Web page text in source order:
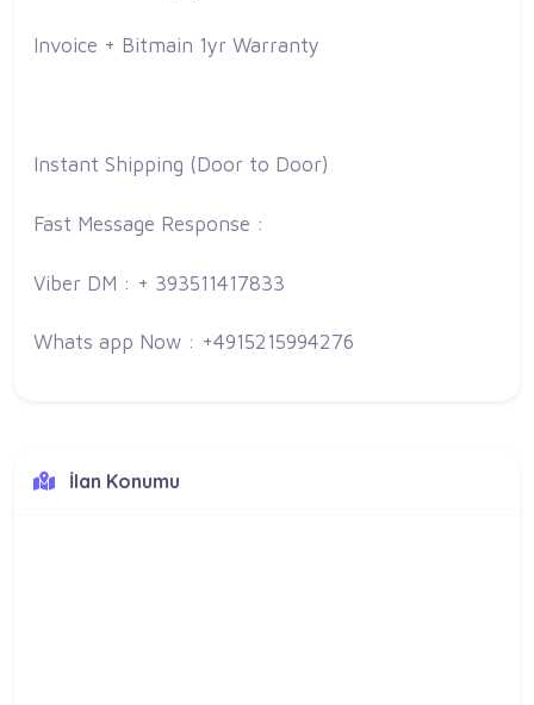
Invoice + Bitmain 1yr Warranty
Instant Shipping (Door to Door)
Fast Message Response :
Viber DM : + 393511417833
Whats app Now : +4915215994276
İlan Konumu